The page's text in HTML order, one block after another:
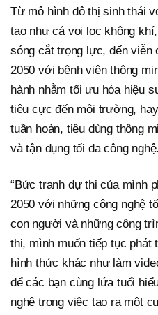
Từ mô hình đô thị sinh thái
tạo như cá voi lọc không
sóng cắt trọng lực, đến viễn
2050 với bệnh viện thông
hành nhằm tối ưu hóa hiệu
tiêu cực đến môi trường,
tuần hoàn, tiêu dùng thông
và tận dụng tối đa công nghệ.
“Bức tranh dự thi của mình
2050 với những công nghệ
con người và những công
thi, mình muốn tiếp tục phát
hình thức khác như làm
để các bạn cùng lứa tuổi
nghệ trong việc tạo ra một